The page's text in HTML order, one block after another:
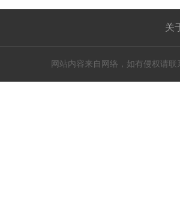
关
网站内容来自网络，如有侵权请